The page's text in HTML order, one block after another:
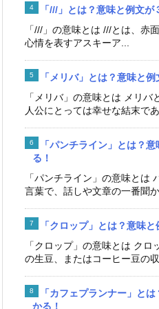
「///」とは？意味と例文が
「///」の意味とは ///とは、赤
心情を表すアスキーア...
「メリバ」とは？意味と
「メリバ」の意味とは メリバ
人公にとっては幸せな結末であ
「パンチライン」とは？
る！
「パンチライン」の意味とは
言葉で、話しや文章の一番聞か
「クロップ」とは？意味
「クロップ」の意味とは クロ
の生豆、またはコーヒー豆の収
「カフェプランナー」と
かる！